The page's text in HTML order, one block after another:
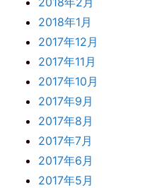
2018年1月
2017年12月
2017年11月
2017年10月
2017年9月
2017年8月
2017年7月
2017年6月
2017年5月